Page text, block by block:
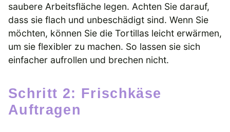
saubere Arbeitsfläche legen. Achten Sie darauf,
dass sie flach und unbeschädigt sind. Wenn Sie
möchten, können Sie die Tortillas leicht erwärmen,
um sie flexibler zu machen. So lassen sie sich
einfacher aufrollen und brechen nicht.
Schritt 2: Frischkäse
Auftragen